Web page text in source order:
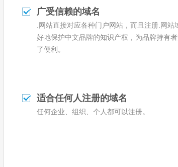
广受信赖的域名
.网站直接对应各种门户网站，而且注册.网站
好地保护中文品牌的知识产权，为品牌持有
了便利。
适合任何人注册的域名
任何企业、组织、个人都可以注册。